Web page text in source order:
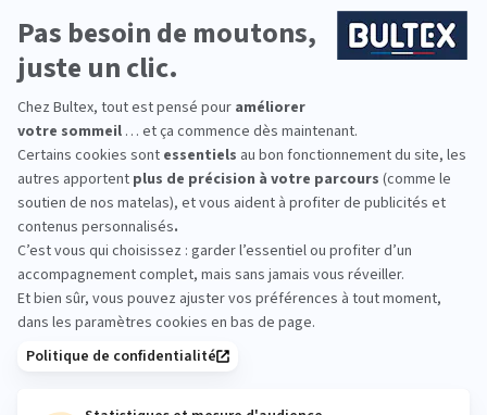
es, bougies, etc.)
Emballage et déchets
Tenez les emballages plastiques hors de port
ée des enfants
pouréviter tout risque de suffocation. Veillez au recyclage
SURMATELAS
Utilisation
Tenir le surmatelas à l’écart des flammes nues et d’autres
sources de forte chaleur comme les appareils de chauffage
électrique, les appareils de chauffage à gaz, etc.
Emballage et déchets
Tenez les emballages plastiques hors de port ée des enfants
pouréviter tout risque de suffocation.
Veillez au recyclage des matières d’emballage.
Installation et utilisation